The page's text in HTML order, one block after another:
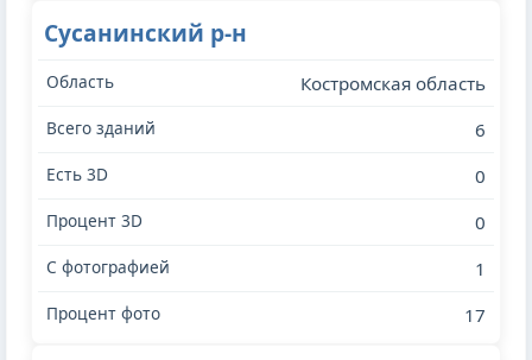
Сусанинский р-н
Костромская область
6
0
0
1
17